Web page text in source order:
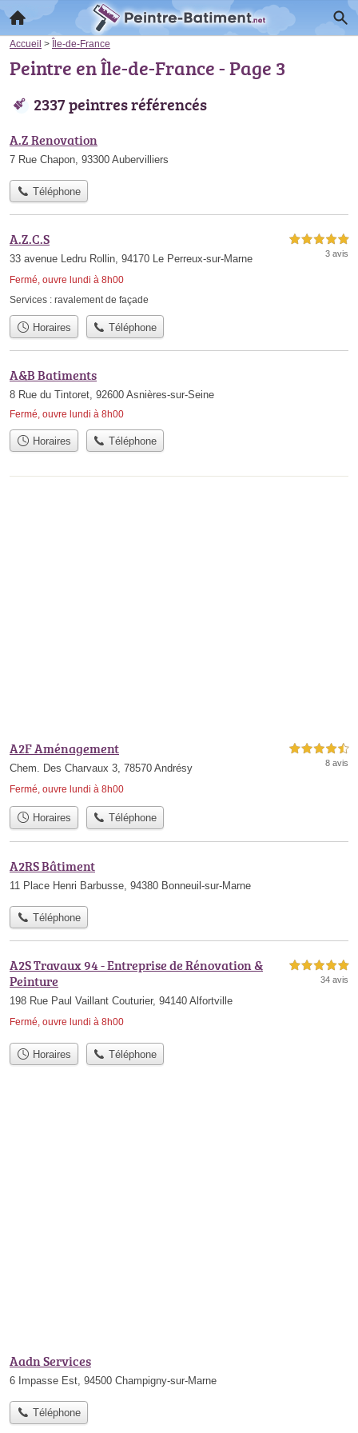
Accueil > Île-de-France
Peintre en Île-de-France - Page 3
2337 peintres référencés
A.Z Renovation
7 Rue Chapon, 93300 Aubervilliers
Téléphone
A.Z.C.S
33 avenue Ledru Rollin, 94170 Le Perreux-sur-Marne
Fermé, ouvre lundi à 8h00
5,0 étoiles sur 5
3 avis
Services : ravalement de façade
Horaires Téléphone
A&B Batiments
8 Rue du Tintoret, 92600 Asnières-sur-Seine
Fermé, ouvre lundi à 8h00
Horaires Téléphone
A2F Aménagement
Chem. Des Charvaux 3, 78570 Andrésy
Fermé, ouvre lundi à 8h00
4,5 étoiles sur 5
8 avis
Horaires Téléphone
A2RS Bâtiment
11 Place Henri Barbusse, 94380 Bonneuil-sur-Marne
Téléphone
A2S Travaux 94 - Entreprise de Rénovation &
Peinture
198 Rue Paul Vaillant Couturier, 94140 Alfortville
Fermé, ouvre lundi à 8h00
5,0 étoiles sur 5
34 avis
Horaires Téléphone
Aadn Services
6 Impasse Est, 94500 Champigny-sur-Marne
Téléphone